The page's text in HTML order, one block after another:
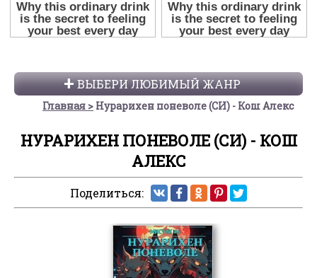
ВЫБЕРИ ЛЮБИМЫЙ ЖАНР
Главная Нурарихен поневоле (СИ) - Кош Алекс
НУРАРИХЕН ПОНЕВОЛЕ (СИ) - КОШ
АЛЕКС
Поделиться: